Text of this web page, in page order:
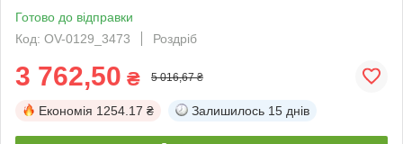
Готово до відправки
Код: OV-0129_3473
Роздріб
3 762,50 ₴ 5 016,67 ₴
Економія 1254.17 ₴ Залишилось 15 днів